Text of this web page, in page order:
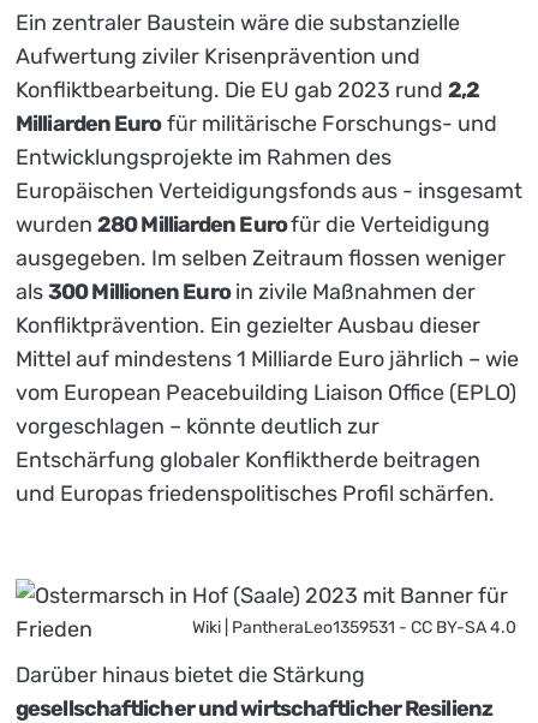
Ein zentraler Baustein wäre die substanzielle
Aufwertung ziviler Krisenprävention und
Konfliktbearbeitung. Die EU gab 2023 rund 2,2
Milliarden Eurofür militärische Forschungs- und
Entwicklungsprojekte im Rahmen des
Europäischen Verteidigungsfonds aus - insgesamt
wurden 280 Milliarden Eurofür die Verteidigung
ausgegeben. Im selben Zeitraum flossen weniger
als300 Millionen Euroin zivile Maßnahmen der
Konfliktprävention. Ein gezielter Ausbau dieser
Mittel auf mindestens 1 Milliarde Euro jährlich – wie
vom European Peacebuilding Liaison Office (EPLO)
vorgeschlagen – könnte deutlich zur
Entschärfung globaler Konfliktherde beitragen
und Europas friedenspolitisches Profil schärfen.
Wiki | PantheraLeo1359531 - CC BY-SA 4.0
Darüber hinaus bietet die Stärkung
gesellschaftlicher und wirtschaftlicher Resilienz